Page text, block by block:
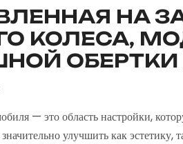
НА
КОЛЕСА,
ОБЕРТКИ
— это область настройки,
улучшить как эстетику,